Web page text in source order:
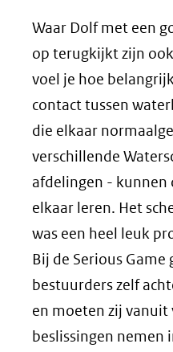
Waar Dolf met een
op terugkijkt zijn
voel je hoe
contact tussen
die elkaar
verschillende
afdelingen - kunnen
elkaar leren. Het
was een heel leuk
Bij de Serious
bestuurders zelf
en moeten zij
beslissingen nemen